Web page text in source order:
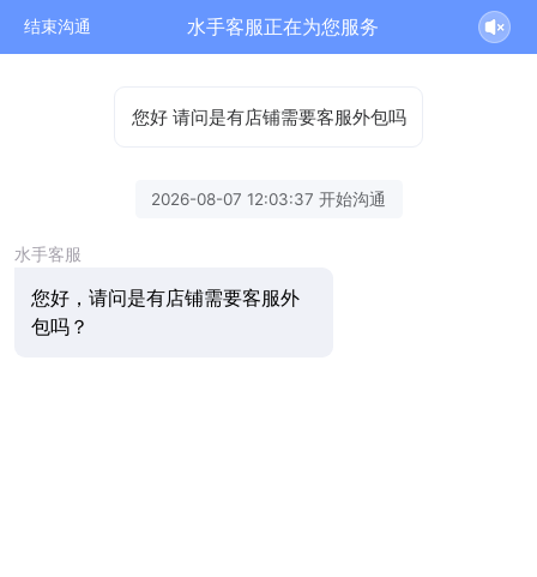
结束沟通 水手客服正在为您服务
您好 请问是有店铺需要客服外包吗
2026-08-07 12:03:37 开始沟通
水手客服
您好，请问是有店铺需要客服外
包吗？